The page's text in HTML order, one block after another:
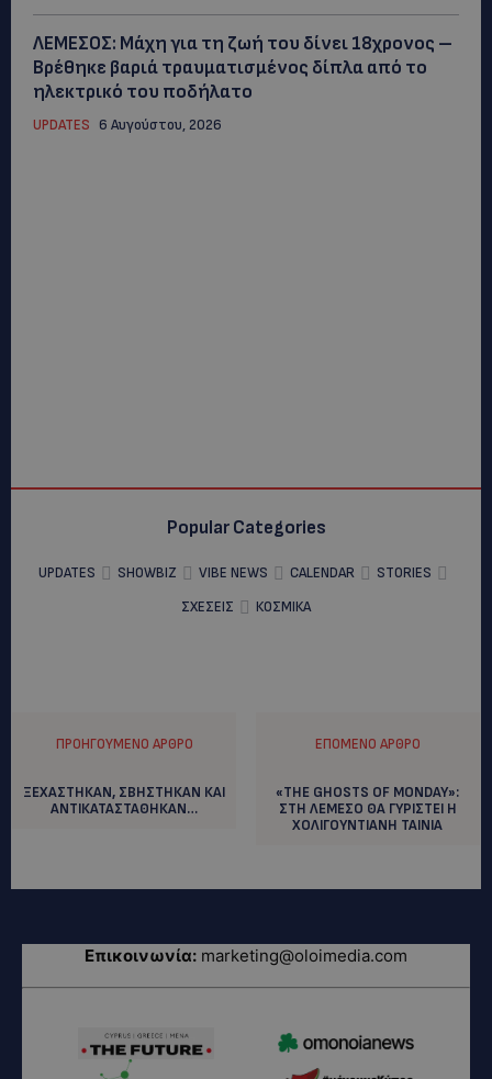
ΛΕΜΕΣΟΣ: Μάχη για τη ζωή του δίνει 18χρονος –
Βρέθηκε βαριά τραυματισμένος δίπλα από το
ηλεκτρικό του ποδήλατο
UPDATES 6 Αυγούστου, 2026
Popular Categories
UPDATES SHOWBIZ VIBE NEWS CALENDAR
STORIES
ΣΧΕΣΕΙΣ
ΚΟΣΜΙΚΑ
ΠΡΟΗΓΟΎΜΕΝΟ ΆΡΘΡΟ
ΞΕΧΑΣΤΗΚΑΝ, ΣΒΗΣΤΗΚΑΝ ΚΑΙ
ΑΝΤΙΚΑΤΑΣΤΑΘΗΚΑΝ…
ΕΠΌΜΕΝΟ ΆΡΘΡΟ
«THE GHOSTS OF MONDAY»:
ΣΤΗ ΛΕΜΕΣΟ ΘΑ ΓΥΡΙΣΤΕΙ Η
ΧΟΛΙΓΟΥΝΤΙΑΝΗ ΤΑΙΝΙΑ
Επικοινωνία: marketing@oloimedia.com